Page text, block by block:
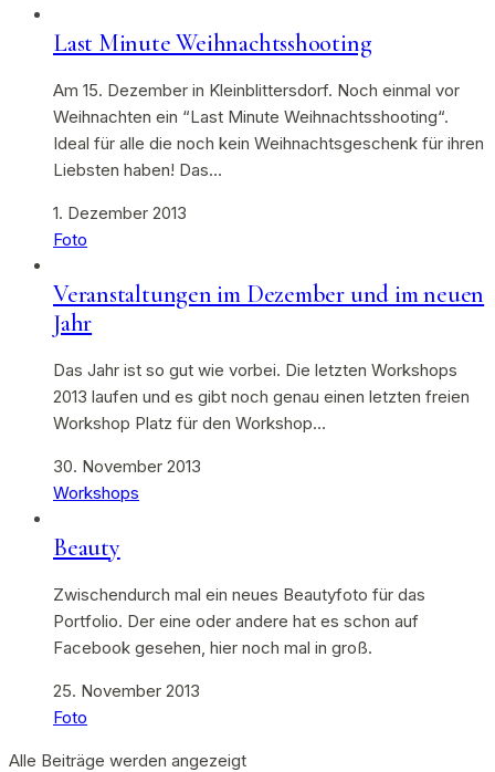
Last Minute Weihnachtsshooting
Am 15. Dezember in Kleinblittersdorf. Noch einmal vor
Weihnachten ein “Last Minute Weihnachtsshooting“.
Ideal für alle die noch kein Weihnachtsgeschenk für ihren
Liebsten haben! Das…
1. Dezember 2013
Foto
Veranstaltungen im Dezember und im neuen
Jahr
Das Jahr ist so gut wie vorbei. Die letzten Workshops
2013 laufen und es gibt noch genau einen letzten freien
Workshop Platz für den Workshop…
30. November 2013
Workshops
Beauty
Zwischendurch mal ein neues Beautyfoto für das
Portfolio. Der eine oder andere hat es schon auf
Facebook gesehen, hier noch mal in groß.
25. November 2013
Foto
Alle Beiträge werden angezeigt